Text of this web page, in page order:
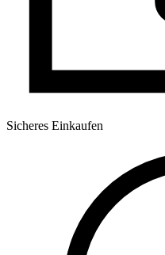
Sicheres Einkaufen